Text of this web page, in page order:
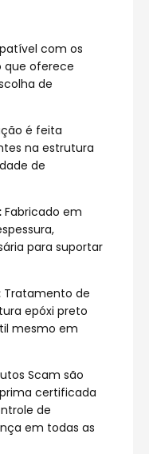
com os
que oferece
de
é feita
na estrutura
de
Fabricado em
para suportar
Tratamento de
epóxi preto
mesmo em
Scam são
certificada
de
em todas as